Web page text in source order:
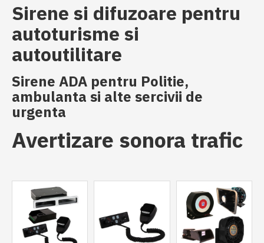
Sirene si difuzoare pentru
autoturisme si
autoutilitare
Sirene ADA pentru Politie,
ambulanta si alte sercivii de
urgenta
Avertizare sonora trafic